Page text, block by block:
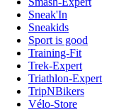
Sneak'In
Sneakids
Sport is good
Training-Fit
Trek-Expert
Triathlon-Expert
TripNBikers
Vélo-Store